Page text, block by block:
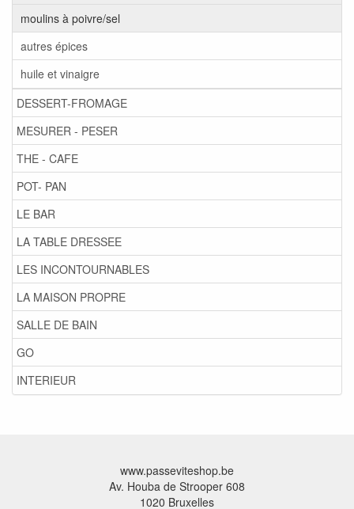
moulins à poivre/sel
autres épices
huile et vinaigre
DESSERT-FROMAGE
MESURER - PESER
THE - CAFE
POT- PAN
LE BAR
LA TABLE DRESSEE
LES INCONTOURNABLES
LA MAISON PROPRE
SALLE DE BAIN
GO
INTERIEUR
www.passeviteshop.be
Av. Houba de Strooper 608
1020 Bruxelles